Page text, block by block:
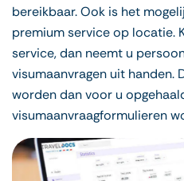
bereikbaar. Ook is het
premium service op locatie.
service, dan neemt u
visumaanvragen uit handen.
worden dan voor u
visumaanvraagformulieren